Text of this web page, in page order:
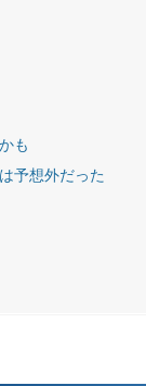
も
予想外だった